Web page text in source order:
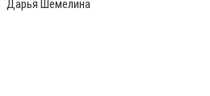
Дарья Шемелина